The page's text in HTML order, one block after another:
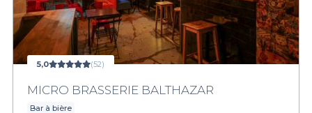
5,0 (52)
MICRO BRASSERIE BALTHAZAR
Bar à bière